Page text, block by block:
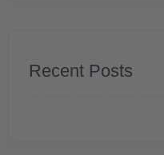
Recent Posts